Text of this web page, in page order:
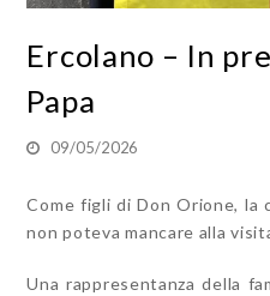
Ercolano – In
Papa
09/05/2026
Come figli di Don Orione, la
non poteva mancare alla
Una rappresentanza della